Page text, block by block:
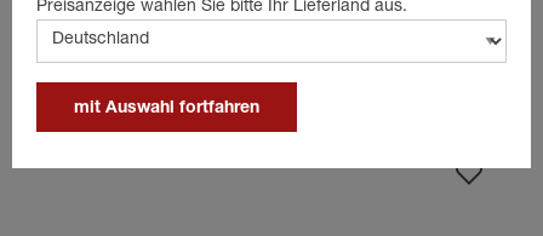
product.spareparts
Preisanzeige wählen Sie bitte Ihr Lieferland aus.
mit Auswahl fortfahren